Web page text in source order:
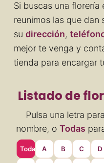
Si buscas una florería
reunimos las que dan
su dirección,
mejor te venga y
tienda para encargar
Listado de
Pulsa una letra
nombre, o Todas
Todas A B C D